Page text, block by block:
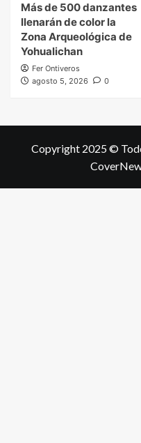
Más de 500 danzantes
llenarán de color la
Zona Arqueológica de
Yohualichan
Fer Ontiveros
agosto 5, 2026
0
Copyright 2025 ©